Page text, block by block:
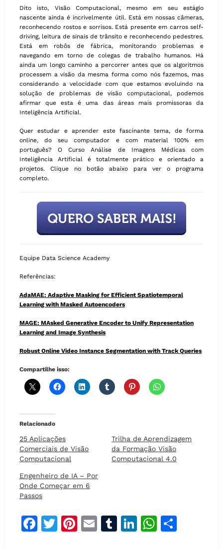
Dito isto, Visão Computacional, mesmo em seu estágio
nascente ainda é incrivelmente útil. Está em nossas câmeras,
reconhecendo rostos e sorrisos. Está presente em carros self-
driving, leitura de sinais de trânsito e reconhecendo pedestres.
Está em robôs de fábrica, monitorando problemas e
navegando em torno de colegas de trabalho humanos. Há
ainda um longo caminho a percorrer antes que os algoritmos
processem a visão da mesma forma como nós fazemos, mas
considerando a velocidade com que estamos evoluindo na
solução de problemas de visão computacional, podemos
afirmar que esta é uma das áreas mais promissoras da
Inteligência Artificial.
Quer estudar e aprender este fascinante tema, de forma
online, do seu computador e com material 100% em
português? O Curso Análise de Imagens Médicas com
Inteligência Artificial é totalmente prático e orientado a
projetos. Clique no botão abaixo para ver o programa
completo.
Equipe Data Science Academy
Referências:
AdaMAE: Adaptive Masking for Efficient Spatiotemporal
Learning with Masked Autoencoders
MAGE: MAsked Generative Encoder to Unify Representation
Learning and Image Synthesis
Robust Online Video Instance Segmentation with Track Queries
Compartilhe isso:
Relacionado
25 Aplicações
Comerciais de Visão
Computacional
Trilha de Aprendizagem
da Formação Visão
Computacional 4.0
Engenheiro de IA – Por
Onde Começar em 6
Passos
F
T
Pi E
T
Li W